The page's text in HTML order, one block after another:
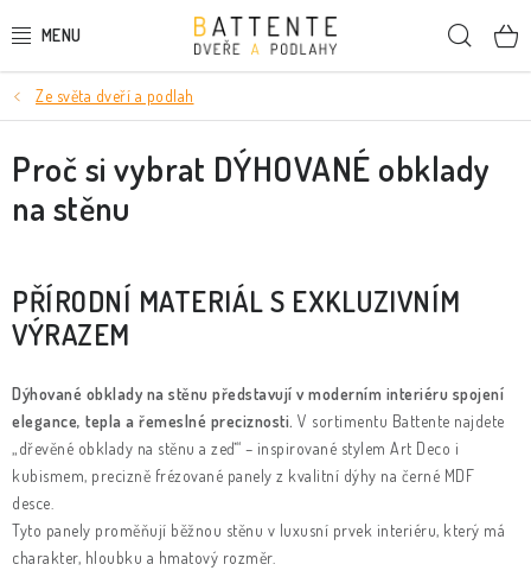
na
DVEŘE
SMRKOVÉ DVEŘE
PODLAHY
LIŠTY A DEKORAČNÍ PRVKY
NÁSTĚNNÉ PANELY
SKRYTÉ ZÁRUBNĚ
STAVEBNÍ POUZDRA
KLIKY & KOVÁNÍ
Ze světa dveří a podlah
Proč si vybrat DÝHOVANÉ obklady
na stěnu
PŘÍRODNÍ MATERIÁL S EXKLUZIVNÍM
VÝRAZEM
Dýhované obklady na stěnu představují v moderním interiéru spojení
elegance, tepla a řemeslné preciznosti. V sortimentu Battente najdete
„dřevěné obklady na stěnu a zeď“ – inspirované stylem Art Deco i
kubismem, precizně frézované panely z kvalitní dýhy na černé MDF
desce.
Tyto panely proměňují běžnou stěnu v luxusní prvek interiéru, který má
charakter, hloubku a hmatový rozměr.